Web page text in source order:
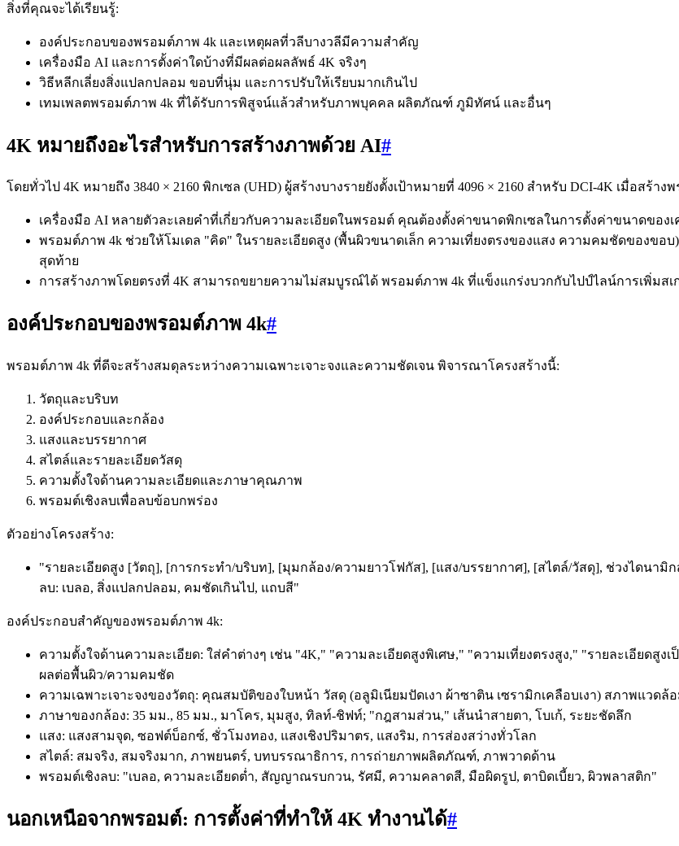
สิ่งที่คุณจะได้เรียนรู้:
องค์ประกอบของพรอมต์ภาพ 4k และเหตุผลที่วลีบางวลีมีความสำคัญ
เครื่องมือ AI และการตั้งค่าใดบ้างที่มีผลต่อผลลัพธ์ 4K จริงๆ
วิธีหลีกเลี่ยงสิ่งแปลกปลอม ขอบที่นุ่ม และการปรับให้เรียบมากเกินไป
เทมเพลตพรอมต์ภาพ 4k ที่ได้รับการพิสูจน์แล้วสำหรับภาพบุคคล ผลิตภัณฑ์ ภูมิทัศน์ และอื่นๆ
4K หมายถึงอะไรสำหรับการสร้างภาพด้วย AI#
โดยทั่วไป 4K หมายถึง 3840 × 2160 พิกเซล (UHD) ผู้สร้างบางรายยังตั้งเป้าหมายที่ 4096 × 2160 สำหรับ DCI-4K เมื่อสร้าง
เครื่องมือ AI หลายตัวละเลยคำที่เกี่ยวกับความละเอียดในพรอมต์ คุณต้องตั้งค่าขนาดพิกเซลในการตั้งค่าขนาดของเ
พรอมต์ภาพ 4k ช่วยให้โมเดล "คิด" ในรายละเอียดสูง (พื้นผิวขนาดเล็ก ความเที่ยงตรงของแสง ความคมชัดของข
สุดท้าย
การสร้างภาพโดยตรงที่ 4K สามารถขยายความไม่สมบูรณ์ได้ พรอมต์ภาพ 4k ที่แข็งแกร่งบวกกับไปป์ไลน์การเพิ่มส
องค์ประกอบของพรอมต์ภาพ 4k#
พรอมต์ภาพ 4k ที่ดีจะสร้างสมดุลระหว่างความเฉพาะเจาะจงและความชัดเจน พิจารณาโครงสร้างนี้:
วัตถุและบริบท
องค์ประกอบและกล้อง
แสงและบรรยากาศ
สไตล์และรายละเอียดวัสดุ
ความตั้งใจด้านความละเอียดและภาษาคุณภาพ
พรอมต์เชิงลบเพื่อลบข้อบกพร่อง
ตัวอย่างโครงสร้าง:
"รายละเอียดสูง [วัตถุ], [การกระทำ/บริบท], [มุมกล้อง/ความยาวโฟกัส], [แสง/บรรยากาศ], [สไตล์/วัสดุ], ช่วงไดนา
ลบ: เบลอ, สิ่งแปลกปลอม, คมชัดเกินไป, แถบสี"
องค์ประกอบสำคัญของพรอมต์ภาพ 4k:
ความตั้งใจด้านความละเอียด: ใส่คำต่างๆ เช่น "4K," "ความละเอียดสูงพิเศษ," "ความเที่ยงตรงสูง," "รายละเอียดสู
ผลต่อพื้นผิว/ความคมชัด
ความเฉพาะเจาะจงของวัตถุ: คุณสมบัติของใบหน้า วัสดุ (อลูมิเนียมปัดเงา ผ้าซาติน เซรามิกเคลือบเงา) สภาพแวดล้
ภาษาของกล้อง: 35 มม., 85 มม., มาโคร, มุมสูง, ทิลท์-ชิฟท์; "กฎสามส่วน," เส้นนำสายตา, โบเก้, ระยะชัดลึก
แสง: แสงสามจุด, ซอฟต์บ็อกซ์, ชั่วโมงทอง, แสงเชิงปริมาตร, แสงริม, การส่องสว่างทั่วโลก
สไตล์: สมจริง, สมจริงมาก, ภาพยนตร์, บทบรรณาธิการ, การถ่ายภาพผลิตภัณฑ์, ภาพวาดด้าน
พรอมต์เชิงลบ: "เบลอ, ความละเอียดต่ำ, สัญญาณรบกวน, รัศมี, ความคลาดสี, มือผิดรูป, ตาบิดเบี้ยว, ผิวพลาสติก"
นอกเหนือจากพรอมต์: การตั้งค่าที่ทำให้ 4K ทำงานได้#